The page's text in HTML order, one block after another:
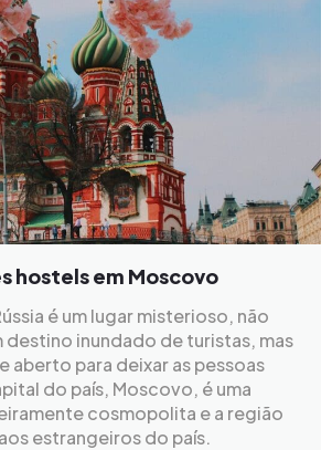
hostels em Moscovo
é um lugar misterioso, não
destino inundado de turistas, mas
aberto para deixar as pessoas
do país, Moscovo, é uma
cosmopolita e a região
estrangeiros do país.